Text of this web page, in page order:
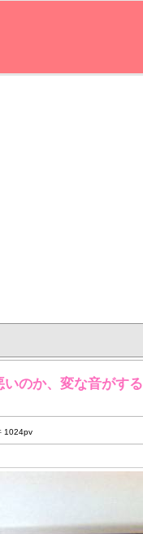
のか、変な音がす
1024pv